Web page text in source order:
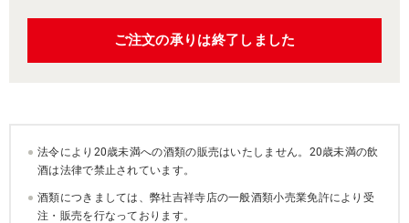
ご注文の承りは終了しました
法令により20歳未満への酒類の販売はいたしません。20歳未満の飲
酒は法律で禁止されています。
酒類につきましては、弊社吉祥寺店の一般酒類小売業免許により受
注・販売を行なっております。